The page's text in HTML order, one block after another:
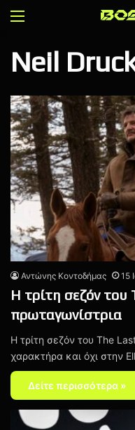
Menu
Neil
Αντώνης Κοντοδήμας 15
Η τρίτη σεζόν του
πρωταγωνίστρια
Η τρίτη σεζόν του The
χαρακτήρα και όχι στην
Δείτε περισσότερα »